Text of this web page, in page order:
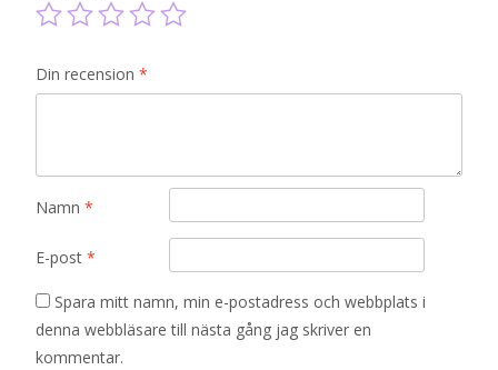
Din recension *
Namn *
E-post *
Spara mitt namn, min e-postadress och webbplats i
denna webbläsare till nästa gång jag skriver en
kommentar.